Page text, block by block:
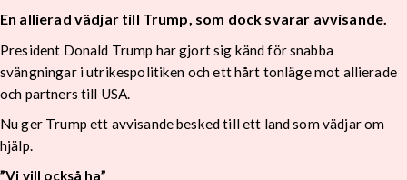
En allierad vädjar till Trump, som dock svarar avvisande.
President Donald Trump har gjort sig känd för snabba
svängningar i utrikespolitiken och ett hårt tonläge mot allierade
och partners till USA.
Nu ger Trump ett avvisande besked till ett land som vädjar om
hjälp.
”Vi vill också ha”